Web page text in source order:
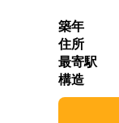
築年
住所
最寄駅
構造